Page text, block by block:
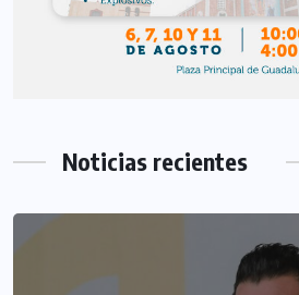
Noticias recientes